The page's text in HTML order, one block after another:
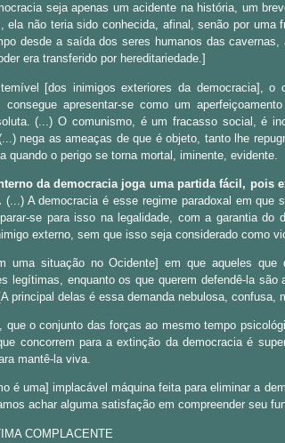
seja apenas um acidente na história, um
ela não teria sido conhecida, afinal, senão por
desde a saída dos seres humanos das
era transferido por hereditariedade.]
[dos inimigos exteriores da democracia], o
consegue apresentar-se como um
(...) O comunismo, é um fracasso social, é
nega as ameaças de que é objeto, tanto lhe
quando o perigo se torna mortal, iminente, evidente.
da democracia joga uma partida fácil, pois
(...) A democracia é esse regime paradoxal em que
se para isso na legalidade, com a garantia
externo, sem que isso seja considerado como
uma situação no Ocidente] em que aqueles que
legítimas, enquanto os que querem defendê-la
principal delas é essa demanda nebulosa, confusa,
que o conjunto das forças ao mesmo tempo
concorrem para a extinção da democracia é
mantê-la viva.
é uma] implacável máquina feita para eliminar a
achar alguma satisfação em compreender seu
COMPLACENTE